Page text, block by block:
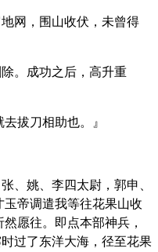
网，围山收伏，未曾得
。成功之后，高升重
拔刀相助也。』
、姚、李四太尉，郭申、
帝调遣我等往花果山收
愿往。即点本部神兵，
过了东洋大海，径至花果